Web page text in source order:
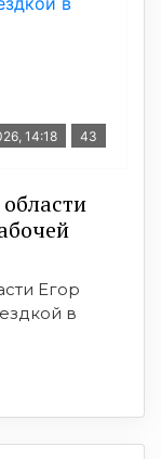
14:18 43
Егор
в